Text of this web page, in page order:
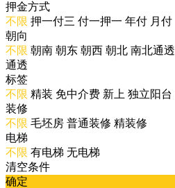
押金方式
不限 押一付三 付一押一 年付 月付
朝向
不限 朝南 朝东 朝西 朝北 南北通透
通透
标签
不限 精装 免中介费 新上 独立阳台
装修
不限 毛坯房 普通装修 精装修
电梯
不限 有电梯 无电梯
清空条件
确定